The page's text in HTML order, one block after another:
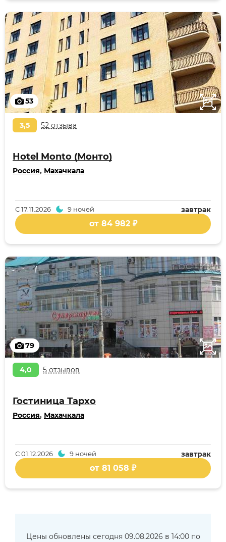
53
3,5 52 отзыва
Hotel Monto (Монто)
Россия, Махачкала
завтрак
С17.11.2026 9 ночей
от 84 982 ₽
79
4,0 5 отзывов
Гостиница Тархо
Россия, Махачкала
завтрак
С01.12.2026 9 ночей
от 81 058 ₽
Цены обновлены сегодня 09.08.2026 в 14:00 по